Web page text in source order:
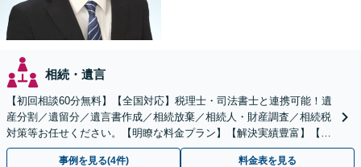
相続・遺言
【初回相談60分無料】【全国対応】税理士・司法書士と連携可能！遺
産分割／遺留分／遺言書作成／相続放棄／相続人・財産調査／相続税
対策等お任せください。【明瞭な料金プラン】【解決実績豊富】【電
話相談可】
事例を見る(4件) 料金表を見る